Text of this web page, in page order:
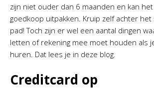
zijn niet ouder dan 6 maanden en kan
goedkoop uitpakken. Kruip zelf achter
pad! Toch zijn er wel een aantal dingen
letten of rekening mee moet houden als
huren. Dat lees je in deze blog.
Creditcard op